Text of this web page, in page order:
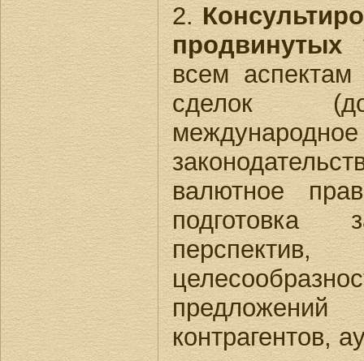
2.
продвинутых
всем аспектам
сделок
валютное
подготовка
контрагентов,